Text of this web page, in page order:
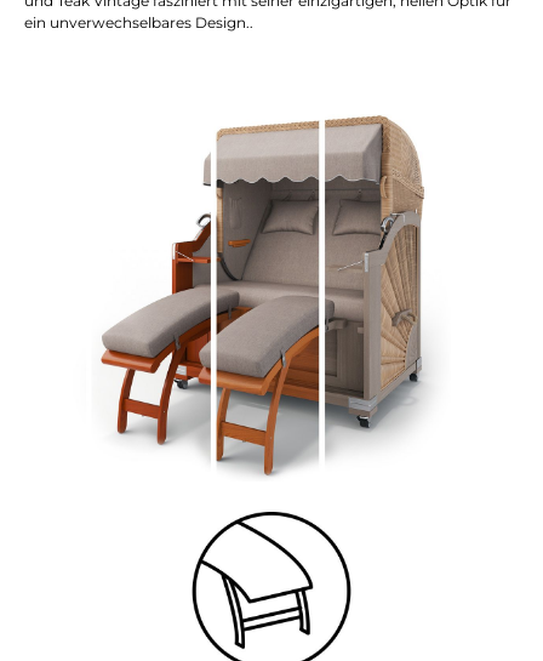
ein unverwechselbares Design..